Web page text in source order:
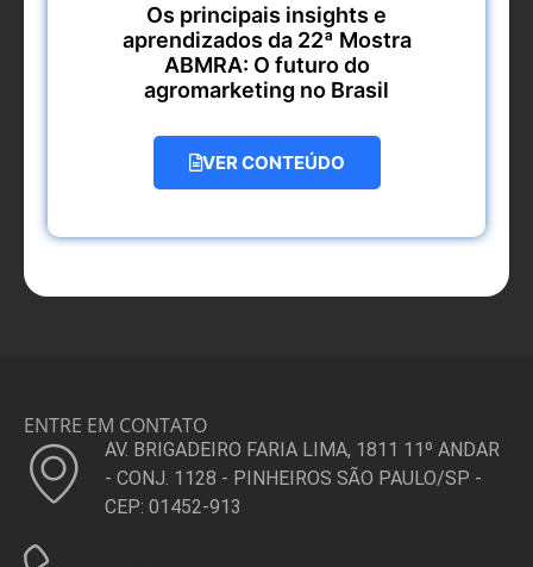
Os principais insights e
aprendizados da 22ª Mostra
ABMRA: O futuro do
agromarketing no Brasil
VER CONTEÚDO
ENTRE EM CONTATO
AV. BRIGADEIRO FARIA LIMA, 1811 11º ANDAR
- CONJ. 1128 - PINHEIROS SÃO PAULO/SP -
CEP: 01452-913